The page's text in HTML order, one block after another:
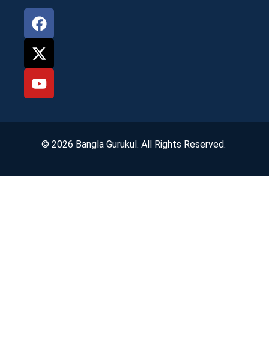
© 2026 Bangla Gurukul. All Rights Reserved.